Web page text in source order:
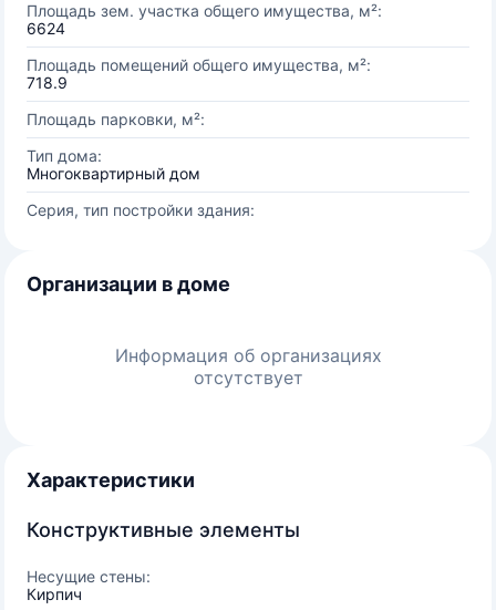
Площадь зем. участка общего имущества, м²:
6624
Площадь помещений общего имущества, м²:
718.9
Площадь парковки, м²:
Тип дома:
Многоквартирный дом
Серия, тип постройки здания:
Организации в доме
Информация об организациях
отсутствует
Характеристики
Конструктивные элементы
Несущие стены:
Кирпич